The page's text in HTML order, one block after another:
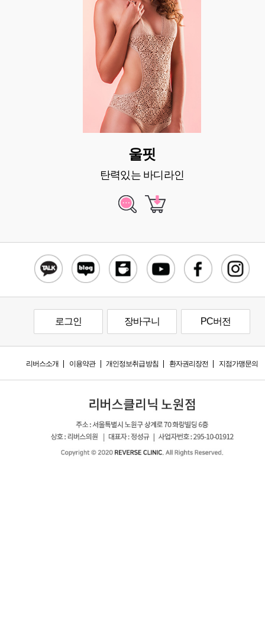
울핏
탄력있는 바디라인
로그인 장바구니 PC버전
리버스소개 이용약관 개인정보취급방침 환자권리장전 지점가맹문의